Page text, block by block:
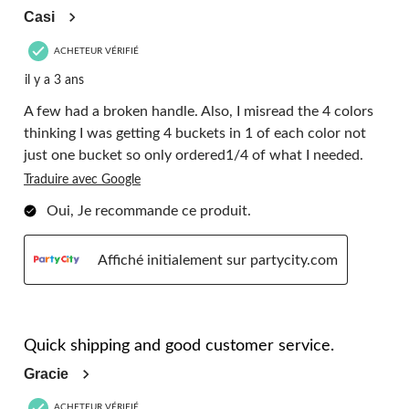
Casi
ACHETEUR VÉRIFIÉ
il y a 3 ans
A few had a broken handle. Also, I misread the 4 colors
thinking I was getting 4 buckets in 1 of each color not
just one bucket so only ordered1/4 of what I needed.
Traduire avec Google
Oui, Je recommande ce produit.
Affiché initialement sur partycity.com
Quick shipping and good customer service.
Gracie